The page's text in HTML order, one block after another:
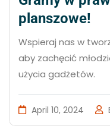
planszowe!
Wspieraj nas w
aby zachęcić
użycia gadżetów.
April 10, 2024